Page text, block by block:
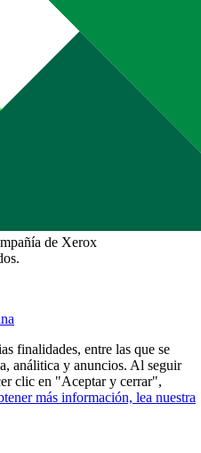
de Xerox
finalidades, entre las que se
análitica y anuncios. Al seguir
clic en "Aceptar y cerrar",
más información, lea nuestra